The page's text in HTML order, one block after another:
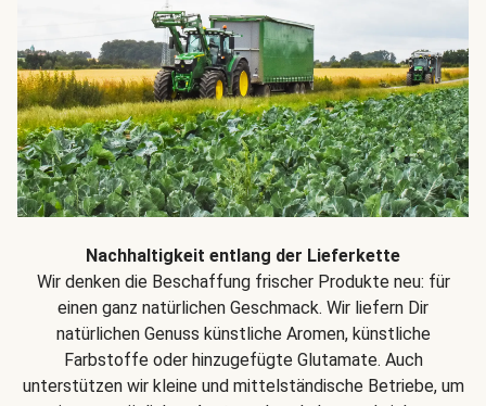
Nachhaltigkeit entlang der Lieferkette
Wir denken die Beschaffung frischer Produkte neu: für
einen ganz natürlichen Geschmack. Wir liefern Dir
natürlichen Genuss künstliche Aromen, künstliche
Farbstoffe oder hinzugefügte Glutamate. Auch
unterstützen wir kleine und mittelständische Betriebe, um